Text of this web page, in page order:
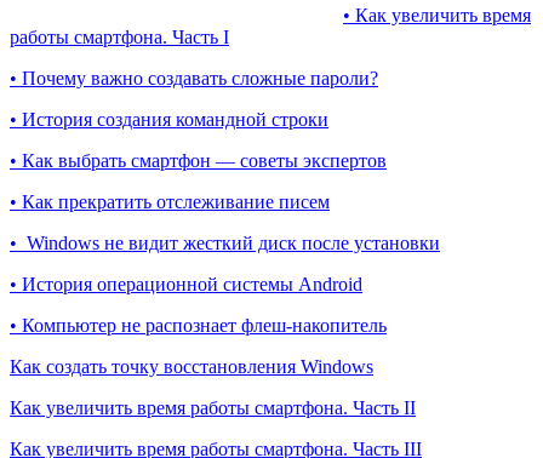
• Как увеличить время
работы смартфона. Часть I
• Почему важно создавать сложные пароли?
• История создания командной строки
• Как выбрать смартфон — советы экспертов
• Как прекратить отслеживание писем
• Windows не видит жесткий диск после установки
• История операционной системы Android
• Компьютер не распознает флеш-накопитель
Как создать точку восстановления Windows
Как увеличить время работы смартфона. Часть II
Как увеличить время работы смартфона. Часть III